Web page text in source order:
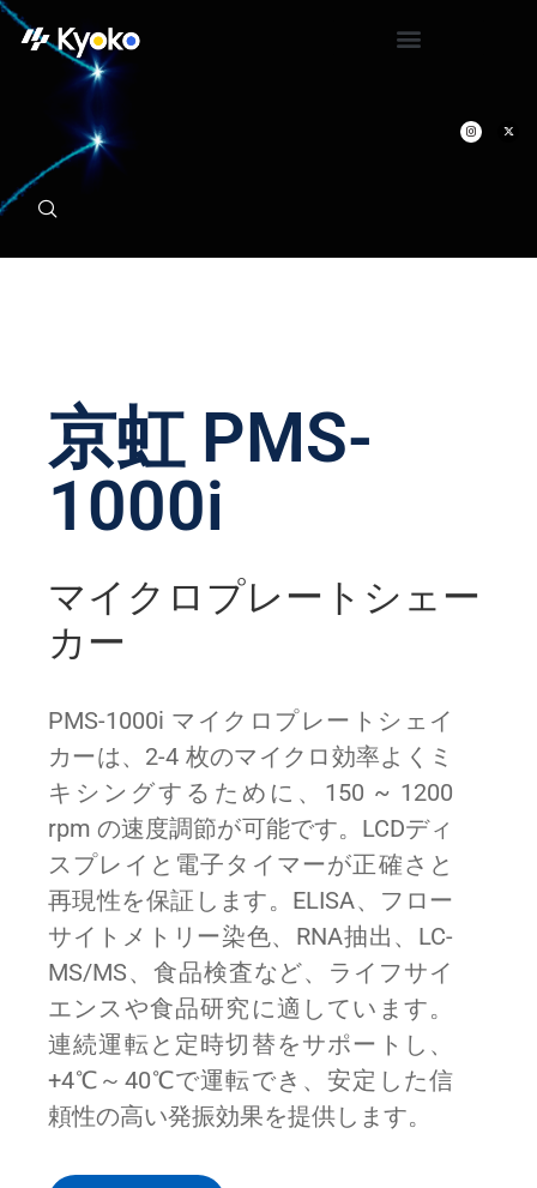
京虹 PMS-
1000i
マイクロプレートシェー
カー
PMS-1000i マイクロプレートシェイ
カーは、2-4 枚のマイクロ効率よくミ
キシングするために、150 ~ 1200
rpm の速度調節が可能です。LCDディ
スプレイと電子タイマーが正確さと
再現性を保証します。ELISA、フロー
サイトメトリー染色、RNA抽出、LC-
MS/MS、食品検査など、ライフサイ
エンスや食品研究に適しています。
連続運転と定時切替をサポートし、
+4℃～40℃で運転でき、安定した信
頼性の高い発振効果を提供します。